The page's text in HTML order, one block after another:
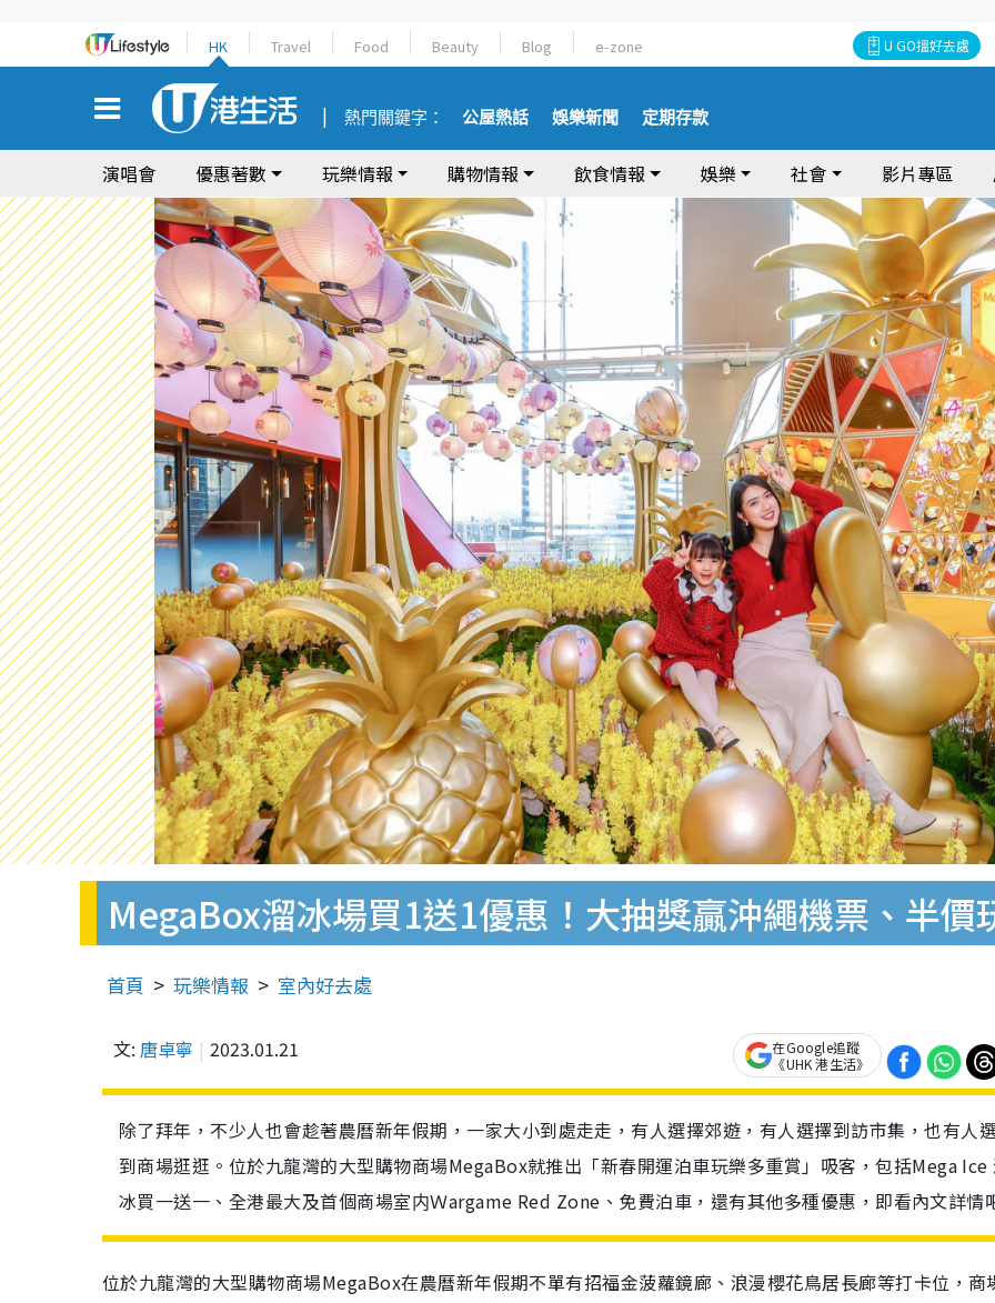
HK Travel Food Beauty Blog e-zone U GO搵好去處
熱門關鍵字： 公屋熱話 娛樂新聞 定期存款
演唱會 優惠著數 玩樂情報 購物情報 飲食情報 娛樂 社會 影片專區
MegaBox溜冰場買1送1優惠！大抽獎贏沖繩機票、半價
首頁 玩樂情報 室內好去處
文: 唐卓寧 2023.01.21
在Google追蹤
《UHK 港生活》
除了拜年，不少人也會趁著農曆新年假期，一家大小到處走走，有人選擇郊遊，有人選擇到訪市集，也有人
到商場逛逛。位於九龍灣的大型購物商場MegaBox就推出「新春開運泊車玩樂多重賞」吸客，包括Mega Ice
冰買一送一、全港最大及首個商場室内Ｗargame Red Zone、免費泊車，還有其他多種優惠，即看內文詳情
位於九龍灣的大型購物商場MegaBox在農曆新年假期不單有招福金菠蘿鏡廊、 浪漫櫻花鳥居長廊等打卡位，商